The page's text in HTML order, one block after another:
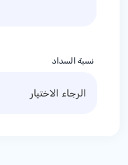
نسبة السداد